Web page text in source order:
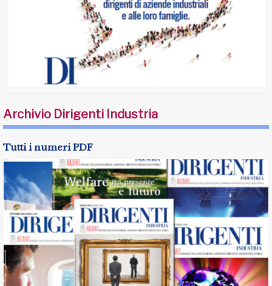
Archivio Dirigenti Industria
Tutti i numeri PDF